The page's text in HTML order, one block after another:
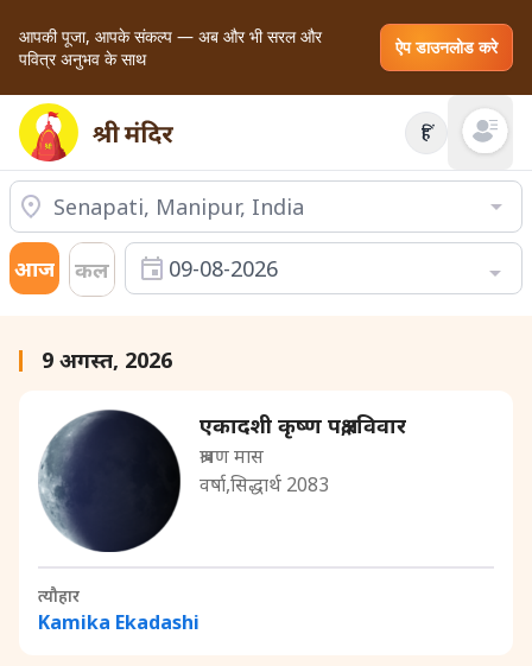
आपकी पूजा, आपके संकल्प — अब और भी सरल और
पवित्र अनुभव के साथ
ऐप डाउनलोड करे
हिं Open
आज कल 09-08-2026
9 अगस्त, 2026
एकादशी कृष्ण पक्ष,रविवार
श्रावण मास
वर्षा,सिद्धार्थ 2083
त्यौहार
Kamika Ekadashi